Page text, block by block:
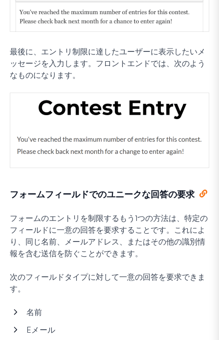
最後に、エントリ制限に達したユーザーに表示したいメ
ッセージを入力します。フロントエンドでは、次のよう
なものになります。
フォームフィールドでのユニークな回答の要求
フォームのエントリを制限するもう1つの方法は、特定の
フィールドに一意の回答を要求することです。これによ
り、同じ名前、メールアドレス、またはその他の識別情
報を含む送信を防ぐことができます。
次のフィールドタイプに対して一意の回答を要求できま
す。
名前
Eメール